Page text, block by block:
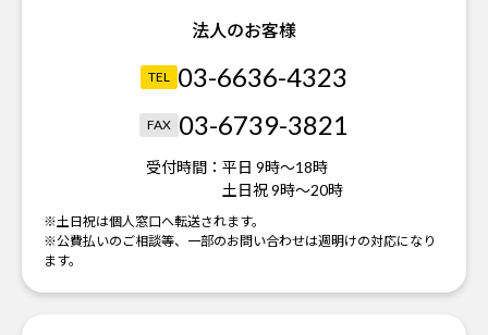
法人のお客様
TEL 03-6636-4323
FAX 03-6739-3821
受付時間： 平日 9時～18時
土日祝 9時～20時
※土日祝は個人窓口へ転送されます。
※公費払いのご相談等、一部のお問い合わせは週明けの対応になり
ます。